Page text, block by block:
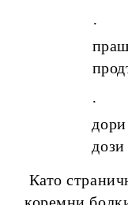
·
·
дози
Като